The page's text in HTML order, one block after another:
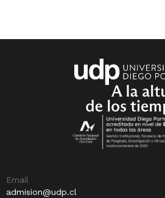
Email
admision@udp.cl